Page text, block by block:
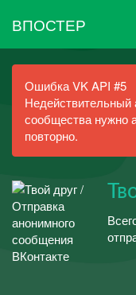
ВПОСТЕР
Ошибка VK API #5
сообщества нужно
повторно.